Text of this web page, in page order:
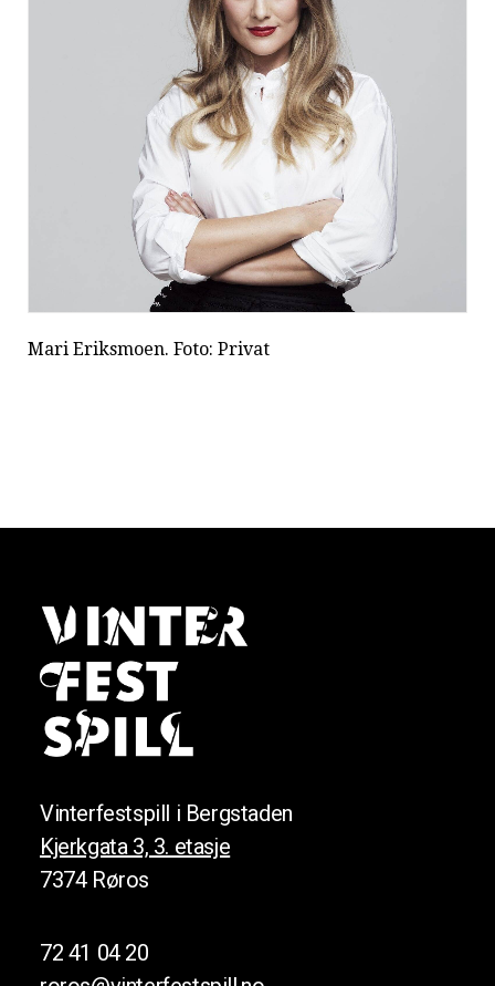
Mari Eriksmoen. Foto: Privat
Vinterfestspill i Bergstaden
Kjerkgata 3, 3. etasje
7374 Røros
72 41 04 20